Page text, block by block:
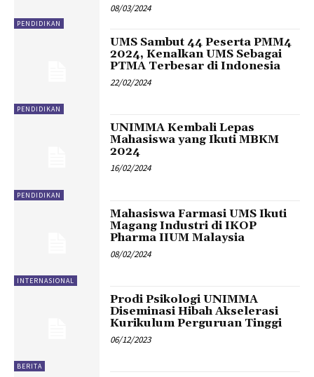
PENDIDIKAN
08/03/2024
PENDIDIKAN
UMS Sambut 44 Peserta PMM4
2024, Kenalkan UMS Sebagai
PTMA Terbesar di Indonesia
22/02/2024
PENDIDIKAN
UNIMMA Kembali Lepas
Mahasiswa yang Ikuti MBKM
2024
16/02/2024
INTERNASIONAL
Mahasiswa Farmasi UMS Ikuti
Magang Industri di IKOP
Pharma IIUM Malaysia
08/02/2024
BERITA
Prodi Psikologi UNIMMA
Diseminasi Hibah Akselerasi
Kurikulum Perguruan Tinggi
06/12/2023